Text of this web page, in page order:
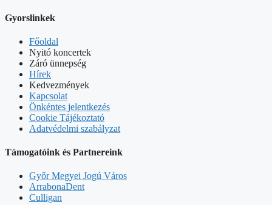
Gyorslinkek
Főoldal
Nyitó koncertek
Záró ünnepség
Hírek
Kedvezmények
Kapcsolat
Önkéntes jelentkezés
Cookie Tájékoztató
Adatvédelmi szabályzat
Támogatóink és Partnereink
Győr Megyei Jogú Város
ArrabonaDent
Culligan